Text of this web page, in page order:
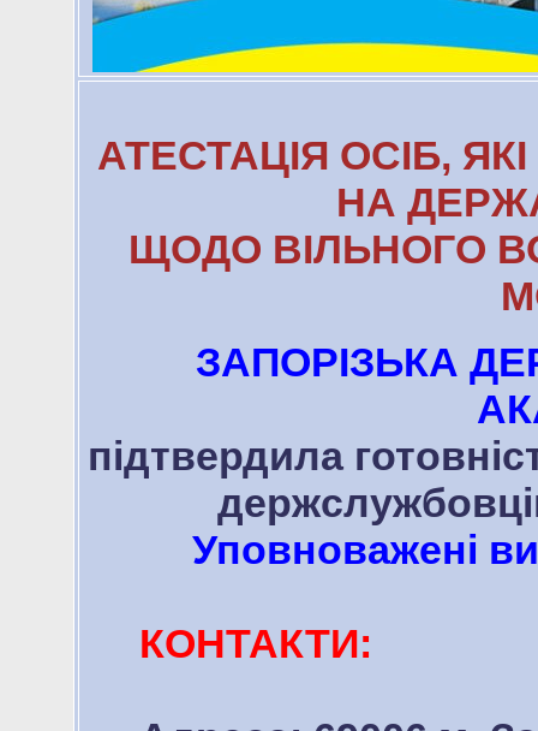
АТЕСТАЦІЯ ОСІБ,
НА
ЩОДО ВІЛЬНОГО
ЗАПОРІЗЬКА
підтвердила
Уповноважені
КОНТАКТИ: